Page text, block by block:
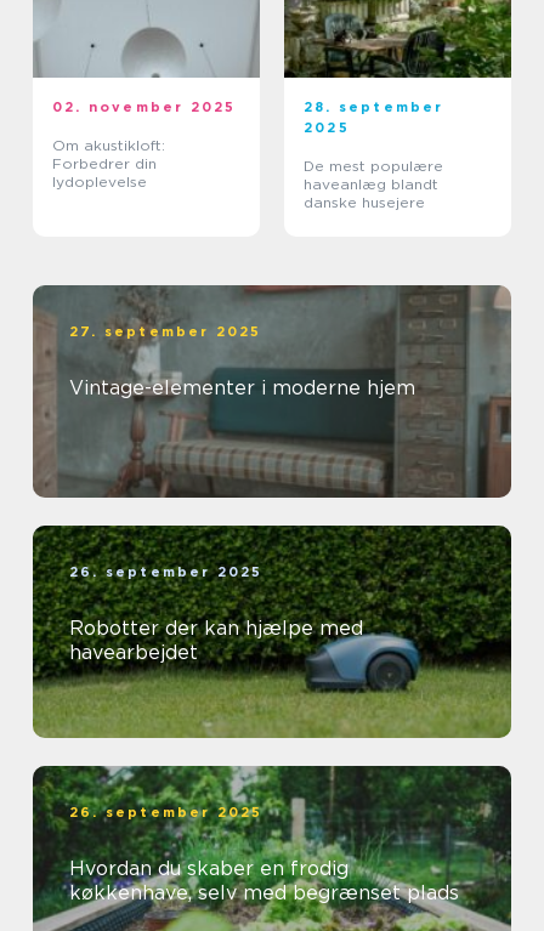
02. november 2025
Om akustikloft:
Forbedrer din
lydoplevelse
28. september
2025
De mest populære
haveanlæg blandt
danske husejere
27. september 2025
Vintage-elementer i moderne hjem
26. september 2025
Robotter der kan hjælpe med
havearbejdet
26. september 2025
Hvordan du skaber en frodig
køkkenhave, selv med begrænset plads